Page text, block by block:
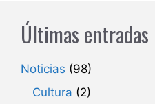
Últimas entradas
Noticias (98)
Cultura (2)